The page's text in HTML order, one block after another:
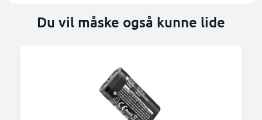
Du vil måske også kunne lide